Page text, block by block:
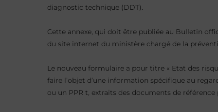
diagnostic technique (DDT).
Cette annexe, qui doit être publiée au Bulletin
du site internet du ministère chargé de la
Le nouveau formulaire a pour titre « Etat des
faire l’objet d’une information spécifique au
ou un PPR t, extraits des documents de